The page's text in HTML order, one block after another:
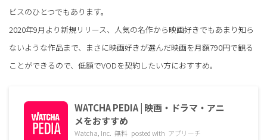
ビスのひとつでもあります。
2020年9月より新規リリース、人気の名作から映画好きでもあまり知ら
ないような作品まで、まさに映画好きが選んだ映画を月額790円で観る
ことができるので、低額でVODを契約したい方におすすめ。
WATCHA PEDIA | 映画・ドラマ・アニ
メをおすすめ
Watcha, Inc. 無料 posted with アプリーチ